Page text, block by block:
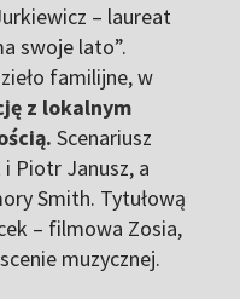
– laureat
swoje lato”.
familijne, w
z lokalnym
Scenariusz
Piotr Janusz, a
Smith. Tytułową
– filmowa Zosia,
muzycznej.